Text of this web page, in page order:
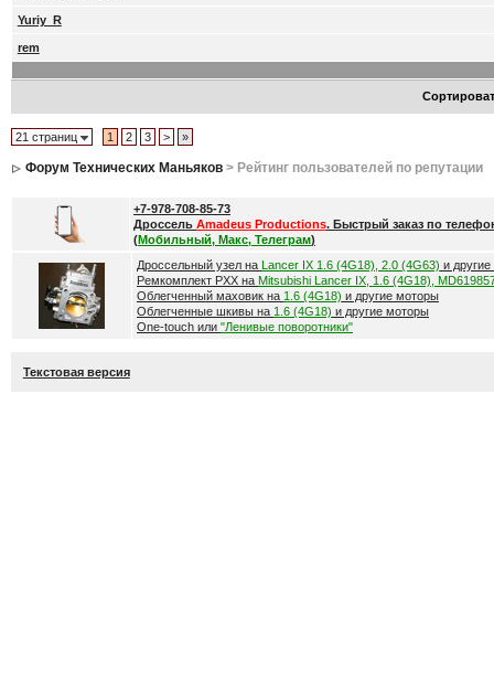
Yuriy_R
rem
21 страниц 1 2 3 > »
Форум Технических Маньяков> Рейтинг пользователей по репутации
+7-978-708-85-73
Дроссель Amadeus Productions. Быстрый заказ по
(Мобильный, Макс, Телеграм)
Дроссельный узел на Lancer IX 1.6 (4G18), 2.0 (4G63) и
Ремкомплект РХХ на Mitsubishi Lancer IX, 1.6 (4G18),
Облегченный маховик на 1.6 (4G18) и другие моторы
Облегченные шкивы на 1.6 (4G18) и другие моторы
One-touch или "Ленивые поворотники"
Текстовая версия